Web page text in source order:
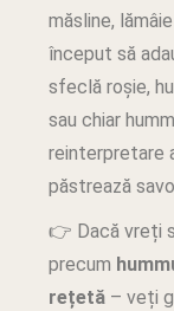
măsline,
început să
sfeclă roșie,
sau chiar
reinterpretare
păstrează
👉 Dacă vreți
precum
rețetă – veți